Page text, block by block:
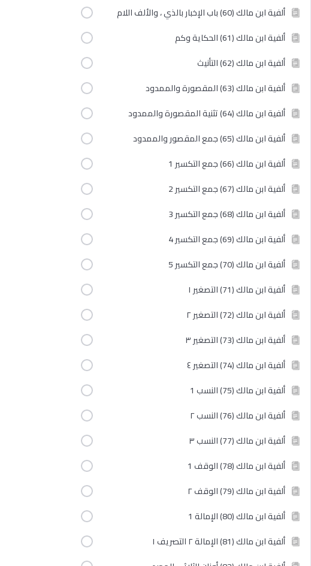
ألفية ابن مالك (60) باب الإخبار بالذي ، والألف اللام
ألفية ابن مالك (61) الحكاية وكم
ألفية ابن مالك (62) التأنيث
ألفية ابن مالك (63) المقصورة والممدود
ألفية ابن مالك (64) تثنية المقصورة والممدود
ألفية ابن مالك (65) جمع المقصور والممدود
ألفية ابن مالك (66) جمع التكسير 1
ألفية ابن مالك (67) جمع التكسير 2
ألفية ابن مالك (68) جمع التكسير 3
ألفية ابن مالك (69) جمع التكسير 4
ألفية ابن مالك (70) جمع التكسير 5
ألفية ابن مالك (71) التصغير ١
ألفية ابن مالك (72) التصغير ٢
ألفية ابن مالك (73) التصغير ٣
ألفية ابن مالك (74) التصغير ٤
ألفية ابن مالك (75) النسب 1
ألفية ابن مالك (76) النسب ٢
ألفية ابن مالك (77) النسب ٣
ألفية ابن مالك (78) الوقف 1
ألفية ابن مالك (79) الوقف ٢
ألفية ابن مالك (80) الإمالة 1
ألفية ابن مالك (81) الإمالة ٢ التصريف ١